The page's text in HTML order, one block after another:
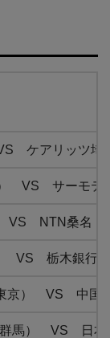
ケアリッツ埼
VS サーモテ
VS NTN桑名（
VS 栃木銀行
京） VS 中国
群馬） VS 日本